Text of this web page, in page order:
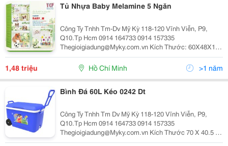
Tủ Nhựa Baby Melamine 5 Ngăn
Công Ty Tnhh Tm-Dv Mỹ Kỳ 118-120 Vĩnh Viễn, P9,
Q10.Tp Hcm 0914 164733 0914 157335
Thegioigiadung@Myky.com.vn Kích Thước: 60X48X123
Cm Trọng Lượng: 19.5 Kg Sự Kết Hợp Tuyệt Vời Giữa
Nhựa Và Melamine Mặt Tủ Phẳng, Bóng, Được
1,48 triệu Hồ Chí Minh >1 năm
Bình Đá 60L Kéo 0242 Dt
Công Ty Tnhh Tm Dv Mỹ Kỳ 118-120 Vĩnh Viễn, P9,
Q10.Tp Hcm 0914 164733 0914 157335
Thegioigiadung@Myky.com.vn Kích Thước 70 X 40.5 X
44 Cm Qui Cách 1 Cái/Kiện Nguyên Liệu Nhựa Chính